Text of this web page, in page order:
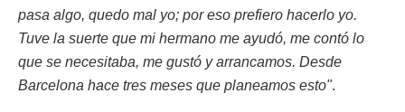
pasa algo, quedo mal yo; por eso prefiero hacerlo yo.
Tuve la suerte que mi hermano me ayudó, me contó lo
que se necesitaba, me gustó y arrancamos. Desde
Barcelona hace tres meses que planeamos esto".